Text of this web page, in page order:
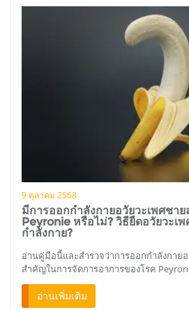
9 ตุลาคม 2568
มีการออกกำลังกายอวัยวะเพศชา
Peyronie หรือไม่? วิธียืดอวัยวะเ
กำลังกาย?
อ่านคู่มือนี้และสำรวจว่าการออกกำลังกาย
สำคัญในการจัดการอาการของโรค
อ่านเพิ่มเติม